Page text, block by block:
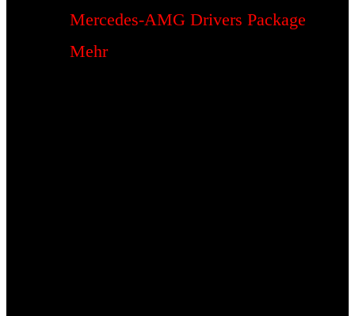
Mercedes-AMG Drivers Package
Mehr